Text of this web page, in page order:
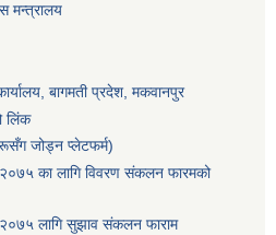
मन्त्रालय
बागमती प्रदेश, मकवानपुर
लिंक
जोड्न प्लेटफर्म)
का लागि विवरण संकलन फारमको
लागि सुझाव संकलन फाराम